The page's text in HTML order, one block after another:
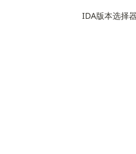
IDA版本选择器